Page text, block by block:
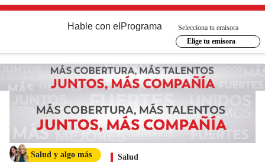
Hable con el Programa
Selecciona tu emisora
Elige tu emisora
Salud y algo más Salud